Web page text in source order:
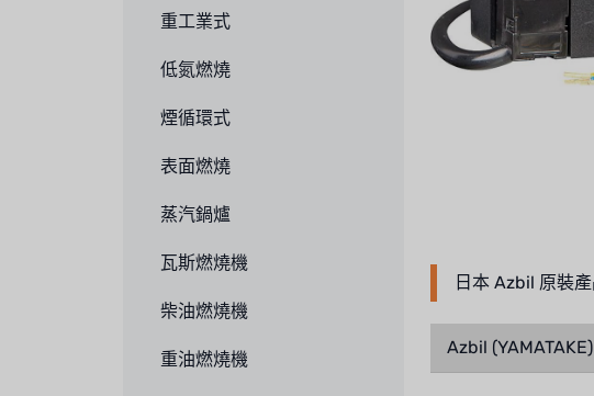
重工業式
低氮燃燒
煙循環式
表面燃燒
蒸汽鍋爐
瓦斯燃燒機
柴油燃燒機
重油燃燒機
日本 Azbil 原裝
Azbil (YAMATAKE)